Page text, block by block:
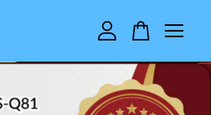
目前還是空的。